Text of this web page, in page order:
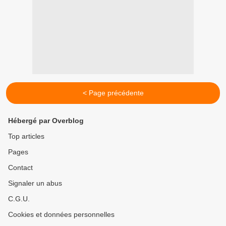
< Page précédente
Hébergé par Overblog
Top articles
Pages
Contact
Signaler un abus
C.G.U.
Cookies et données personnelles